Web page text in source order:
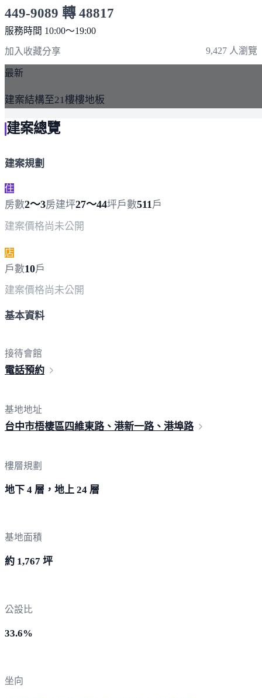
449-9089 轉 48817
服務時間 10:00～19:00
點擊上方掃描 QR Code 可快速撥打
加入收藏分享 9,427 人瀏覽
最新
建案結構至21樓樓地板
建案總覽
建案規劃
住
房數2～3房建坪27～44坪戶數511 戶
建案價格尚未公開
店
戶數10戶
建案價格尚未公開
基本資料
接待會館
電話預約
基地地址
台中市梧棲區四維東路、港新一路、 港埠路
樓層規劃
地下 4 層，地上 24 層
基地面積
約 1,767 坪
公設比
33.6%
坐向